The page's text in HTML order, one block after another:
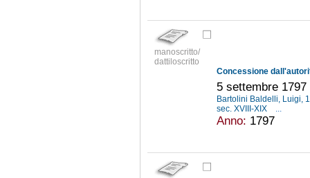
manoscritto/
dattiloscritto
5 settembre 1797
Bartolini Baldelli, Luigi,
sec. XVIII-XIX
...
Anno: 1797